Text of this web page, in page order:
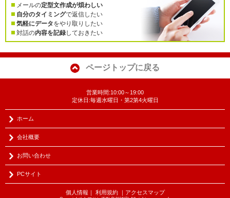
メールの定型文作成が煩わしい
自分のタイミングで返信したい
気軽にデータをやり取りしたい
対話の内容を記録しておきたい
ページトップに戻る
営業時間:10:00～19:00
定休日:毎週水曜日・第2第4火曜日
ホーム
会社概要
お問い合わせ
PCサイト
個人情報 ｜ 利用規約｜ アクセスマップ